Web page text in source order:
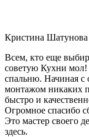
Кристина Шатунова
Всем, кто еще
советую Кухни мол!
спальню. Начиная с
монтажом никаких
быстро и
Огромное спасибо
Это мастер своего
здесь.